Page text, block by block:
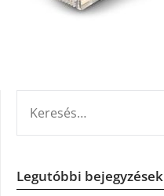
Legutóbbi bejegyzések